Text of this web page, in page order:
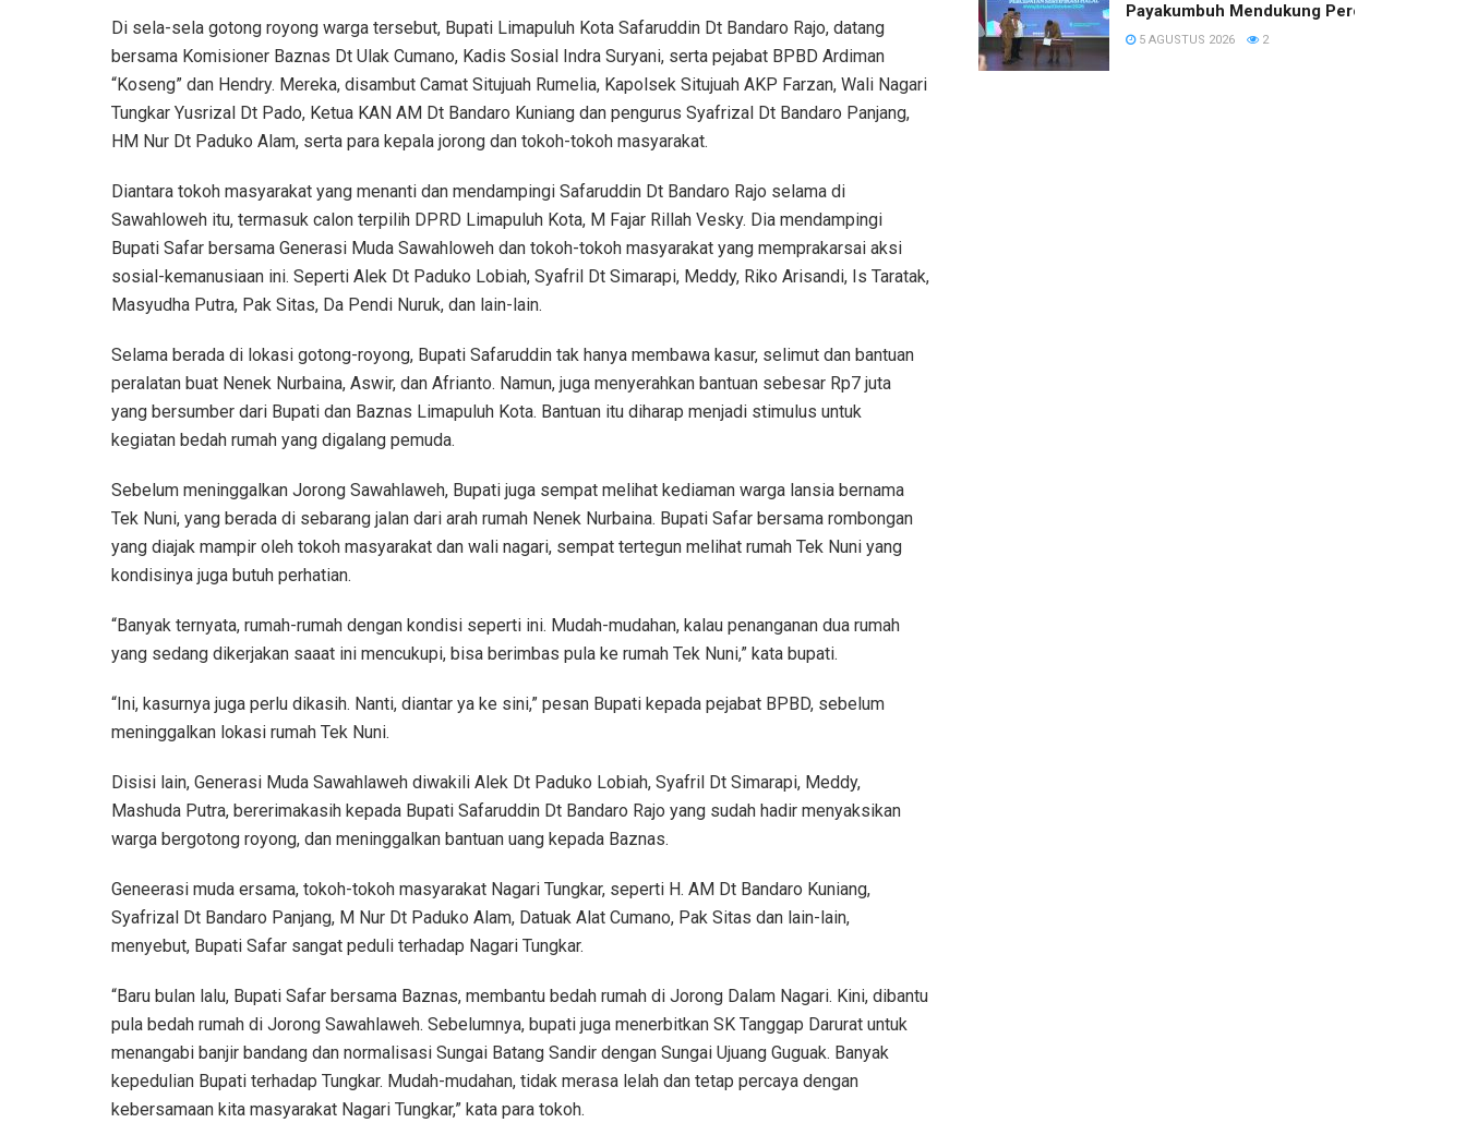
Di sela-sela gotong royong warga tersebut, Bupati Limapuluh Kota Safaruddin Dt Bandaro Rajo, datang
bersama Komisioner Baznas Dt Ulak Cumano, Kadis Sosial Indra Suryani, serta pejabat BPBD Ardiman
“Koseng” dan Hendry. Mereka, disambut Camat Situjuah Rumelia, Kapolsek Situjuah AKP Farzan, Wali Nagari
Tungkar Yusrizal Dt Pado, Ketua KAN AM Dt Bandaro Kuniang dan pengurus Syafrizal Dt Bandaro Panjang,
HM Nur Dt Paduko Alam, serta para kepala jorong dan tokoh-tokoh masyarakat.
Diantara tokoh masyarakat yang menanti dan mendampingi Safaruddin Dt Bandaro Rajo selama di
Sawahloweh itu, termasuk calon terpilih DPRD Limapuluh Kota, M Fajar Rillah Vesky. Dia mendampingi
Bupati Safar bersama Generasi Muda Sawahloweh dan tokoh-tokoh masyarakat yang memprakarsai aksi
sosial-kemanusiaan ini. Seperti Alek Dt Paduko Lobiah, Syafril Dt Simarapi, Meddy, Riko Arisandi, Is Taratak,
Masyudha Putra, Pak Sitas, Da Pendi Nuruk, dan lain-lain.
Selama berada di lokasi gotong-royong, Bupati Safaruddin tak hanya membawa kasur, selimut dan bantuan
peralatan buat Nenek Nurbaina, Aswir, dan Afrianto. Namun, juga menyerahkan bantuan sebesar Rp7 juta
yang bersumber dari Bupati dan Baznas Limapuluh Kota. Bantuan itu diharap menjadi stimulus untuk
kegiatan bedah rumah yang digalang pemuda.
Sebelum meninggalkan Jorong Sawahlaweh, Bupati juga sempat melihat kediaman warga lansia bernama
Tek Nuni, yang berada di sebarang jalan dari arah rumah Nenek Nurbaina. Bupati Safar bersama rombongan
yang diajak mampir oleh tokoh masyarakat dan wali nagari, sempat tertegun melihat rumah Tek Nuni yang
kondisinya juga butuh perhatian.
“Banyak ternyata, rumah-rumah dengan kondisi seperti ini. Mudah-mudahan, kalau penanganan dua rumah
yang sedang dikerjakan saaat ini mencukupi, bisa berimbas pula ke rumah Tek Nuni,” kata bupati.
“Ini, kasurnya juga perlu dikasih. Nanti, diantar ya ke sini,” pesan Bupati kepada pejabat BPBD, sebelum
meninggalkan lokasi rumah Tek Nuni.
Disisi lain, Generasi Muda Sawahlaweh diwakili Alek Dt Paduko Lobiah, Syafril Dt Simarapi, Meddy,
Mashuda Putra, bererimakasih kepada Bupati Safaruddin Dt Bandaro Rajo yang sudah hadir menyaksikan
warga bergotong royong, dan meninggalkan bantuan uang kepada Baznas.
Geneerasi muda ersama, tokoh-tokoh masyarakat Nagari Tungkar, seperti H. AM Dt Bandaro Kuniang,
Syafrizal Dt Bandaro Panjang, M Nur Dt Paduko Alam, Datuak Alat Cumano, Pak Sitas dan lain-lain,
menyebut, Bupati Safar sangat peduli terhadap Nagari Tungkar.
“Baru bulan lalu, Bupati Safar bersama Baznas, membantu bedah rumah di Jorong Dalam Nagari. Kini, dibantu
pula bedah rumah di Jorong Sawahlaweh. Sebelumnya, bupati juga menerbitkan SK Tanggap Darurat untuk
menangabi banjir bandang dan normalisasi Sungai Batang Sandir dengan Sungai Ujuang Guguak. Banyak
kepedulian Bupati terhadap Tungkar. Mudah-mudahan, tidak merasa lelah dan tetap percaya dengan
kebersamaan kita masyarakat Nagari Tungkar,” kata para tokoh.
Payakumbuh Mendukung Percepatan
5 AGUSTUS 2026 2